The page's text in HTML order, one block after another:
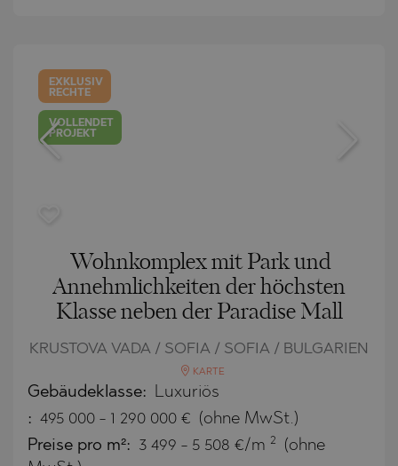
EXKLUSIV
RECHTE
VOLLENDET
PROJEKT
Wohnkomplex mit Park und
Annehmlichkeiten der höchsten
Klasse neben der Paradise Mall
KRUSTOVA VADA / SOFIA / SOFIA / BULGARIEN
KARTE
Gebäudeklasse: Luxuriös
: 495 000 - 1 290 000 € (ohne MwSt.)
Preise pro m²: 3 499 - 5 508 €/m 2
(ohne